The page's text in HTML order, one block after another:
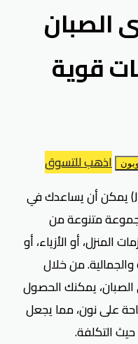
الصبان
قوية
اذهب للتسوق
كوبون خصم نون رؤى الصبان (JHY56) يمكن أن يساعدك في
متنوعة من
أو الأزياء، أو
والجمالية. من خلال
يمكنك الحصول
على نون، مما يجعل
التكلفة.